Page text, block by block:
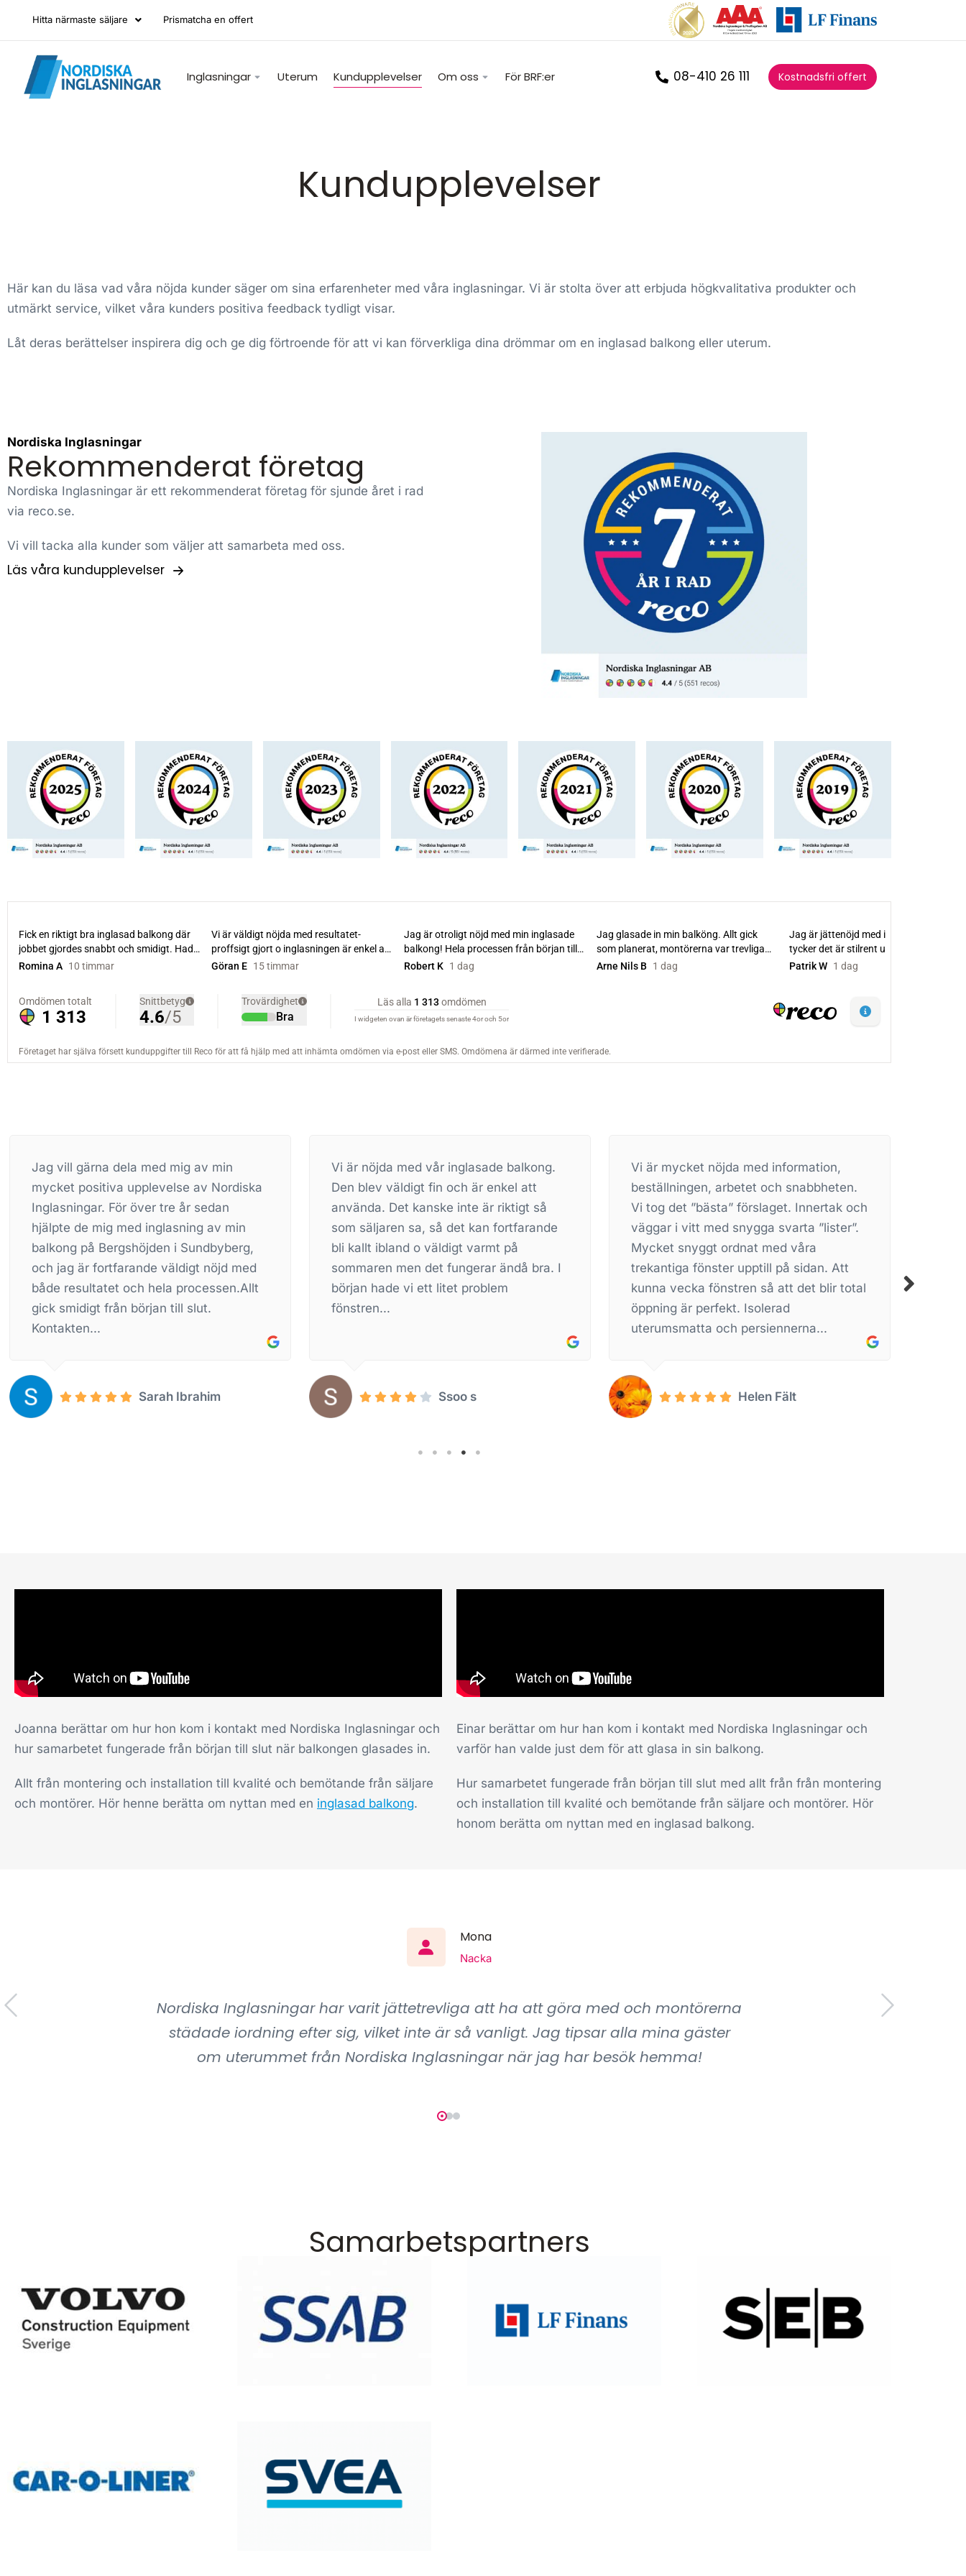
Hitta närmaste säljare Prismatcha en offert
Inglasningar Uterum Kundupplevelser Om oss För BRF:er 08-410 26 111 Kostnadsfri offert
Kundupplevelser
Här kan du läsa vad våra nöjda kunder säger om sina erfarenheter med våra inglasningar. Vi är stolta över att erbjuda högkvalitativa produkter och
utmärkt service, vilket våra kunders positiva feedback tydligt visar.
Låt deras berättelser inspirera dig och ge dig förtroende för att vi kan förverkliga dina drömmar om en inglasad balkong eller uterum.
Nordiska Inglasningar
Rekommenderat företag
Nordiska Inglasningar är ett rekommenderat företag för sjunde året i rad
via reco.se.
Vi vill tacka alla kunder som väljer att samarbeta med oss.
Läs våra kundupplevelser
Vi är nöjda med vår inglasade balkong.
Den blev väldigt fin och är enkel att
använda. Det kanske inte är riktigt så
som säljaren sa, så det kan fortfarande
bli kallt ibland o väldigt varmt på
sommaren men det fungerar ändå bra. I
början hade vi ett litet problem
fönstren...
Ssoo s
Vi är mycket nöjda med information,
beställningen, arbetet och snabbheten.
Vi tog det ”bästa” förslaget. Innertak och
väggar i vitt med snygga svarta ”lister”.
Mycket snyggt ordnat med våra
trekantiga fönster upptill på sidan. Att
kunna vecka fönstren så att det blir total
Supernöjd med min nya inglasning från
Nordiska Inglasningar! Proffsigt
bemötande från start till mål och
montaget gick smidigt. Nu har jag
äntligen ett extra rum på balkongen som
jag kan inreda och använda året om.
Rekommenderas varmt
Pernilla Ragnar Vamvatsicos
Joanna berättar om hur hon kom i kontakt med Nordiska Inglasningar och
hur samarbetet fungerade från början till slut när balkongen glasades in.
Allt från montering och installation till kvalité och bemötande från säljare
och montörer. Hör henne berätta om nyttan med en inglasad balkong.
Einar berättar om hur han kom i kontakt med Nordiska Inglasningar och
varför han valde just dem för att glasa in sin balkong.
Hur samarbetet fungerade från början till slut med allt från från montering
och installation till kvalité och bemötande från säljare och montörer. Hör
honom berätta om nyttan med en inglasad balkong.
Mona
Nacka
Nordiska Inglasningar har varit jättetrevliga att ha att göra med och montörerna
städade iordning efter sig, vilket inte är så vanligt. Jag tipsar alla mina gäster
om uterummet från Nordiska Inglasningar när jag har besök hemma!
Samarbetspartners